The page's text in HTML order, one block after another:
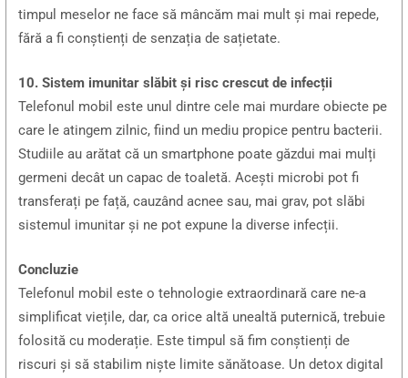
timpul meselor ne face să mâncăm mai mult și mai repede,
fără a fi conștienți de senzația de sațietate.
10. Sistem imunitar slăbit și risc crescut de infecții
Telefonul mobil este unul dintre cele mai murdare obiecte pe
care le atingem zilnic, fiind un mediu propice pentru bacterii.
Studiile au arătat că un smartphone poate găzdui mai mulți
germeni decât un capac de toaletă. Acești microbi pot fi
transferați pe față, cauzând acnee sau, mai grav, pot slăbi
sistemul imunitar și ne pot expune la diverse infecții.
Concluzie
Telefonul mobil este o tehnologie extraordinară care ne-a
simplificat viețile, dar, ca orice altă unealtă puternică, trebuie
folosită cu moderație. Este timpul să fim conștienți de
riscuri și să stabilim niște limite sănătoase. Un detox digital